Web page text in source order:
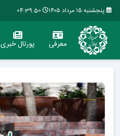
پنجشنبه ۱۵ مرداد ۱۴۰۵ 04:39:51
معرفی پورتال خبری